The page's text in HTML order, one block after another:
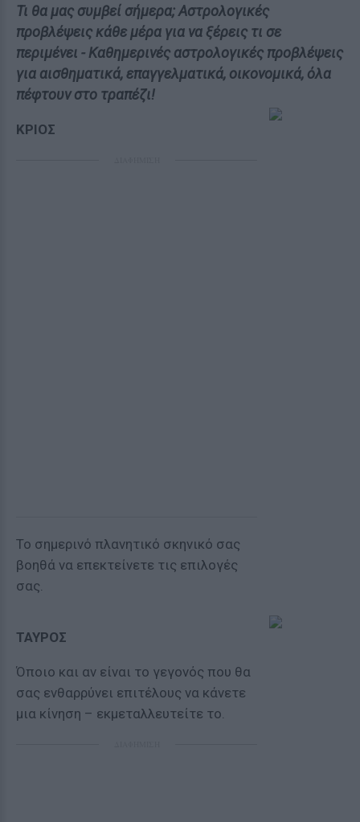
Τι θα μας συμβεί σήμερα; Αστρολογικές
προβλέψεις κάθε μέρα για να ξέρεις τι σε
περιμένει - Καθημερινές αστρολογικές προβλέψεις
για αισθηματικά, επαγγελματικά, οικονομικά, όλα
πέφτουν στο τραπέζι!
ΚΡΙΟΣ
Το σημερινό πλανητικό σκηνικό σας
βοηθά να επεκτείνετε τις επιλογές
σας.
ΤΑΥΡΟΣ
Όποιο και αν είναι το γεγονός που θα
σας ενθαρρύνει επιτέλους να κάνετε
μια κίνηση – εκμεταλλευτείτε το.